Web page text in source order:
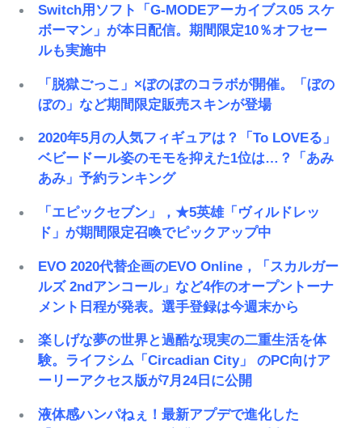
Switch用ソフト「G-MODEアーカイブス05 スケ
ボーマン」が本日配信。期間限定10％オフセー
ルも実施中
「脱獄ごっこ」×ぼのぼのコラボが開催。「ぼの
ぼの」など期間限定販売スキンが登場
2020年5月の人気フィギュアは？「To LOVEる」
ベビードール姿のモモを抑えた1位は…？「あみ
あみ」予約ランキング
「エピックセブン」，★5英雄「ヴィルドレッ
ド」が期間限定召喚でピックアップ中
EVO 2020代替企画のEVO Online，「スカルガー
ルズ 2ndアンコール」など4作のオープントーナ
メント日程が発表。選手登録は今週末から
楽しげな夢の世界と過酷な現実の二重生活を体
験。ライフシム「Circadian City」 のPC向けア
ーリーアクセス版が7月24日に公開
液体感ハンパねぇ！最新アプデで進化した